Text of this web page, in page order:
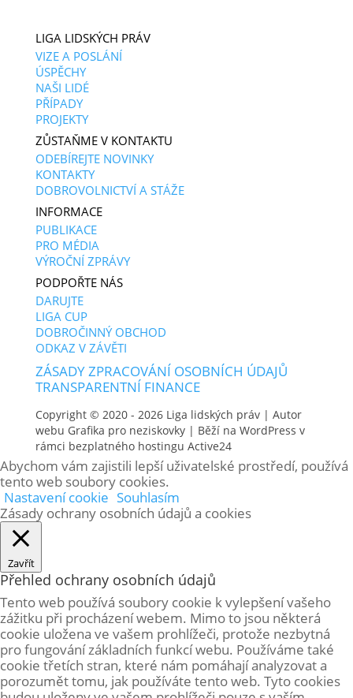
LIGA LIDSKÝCH PRÁV
VIZE A POSLÁNÍ
ÚSPĚCHY
NAŠI LIDÉ
PŘÍPADY
PROJEKTY
ZŮSTAŇME V KONTAKTU
ODEBÍREJTE NOVINKY
KONTAKTY
DOBROVOLNICTVÍ A STÁŽE
INFORMACE
PUBLIKACE
PRO MÉDIA
VÝROČNÍ ZPRÁVY
PODPOŘTE NÁS
DARUJTE
LIGA CUP
DOBROČINNÝ OBCHOD
ODKAZ V ZÁVĚTI
ZÁSADY ZPRACOVÁNÍ OSOBNÍCH ÚDAJŮ
TRANSPARENTNÍ FINANCE
Copyright © 2020 - 2026 Liga lidských práv| Autor
webu Grafika pro neziskovky| Běží na WordPress v
rámci bezplatného hostingu Active24
Abychom vám zajistili lepší uživatelské prostředí, používá
tento web soubory cookies.
Nastavení cookie Souhlasím
Zásady ochrany osobních údajů a cookies
Zavřít
Přehled ochrany osobních údajů
Tento web používá soubory cookie k vylepšení vašeho
zážitku při procházení webem. Mimo to jsou některá
cookie uložena ve vašem prohlížeči, protože nezbytná
pro fungování základních funkcí webu. Používáme také
cookie třetích stran, které nám pomáhají analyzovat a
porozumět tomu, jak používáte tento web. Tyto cookies